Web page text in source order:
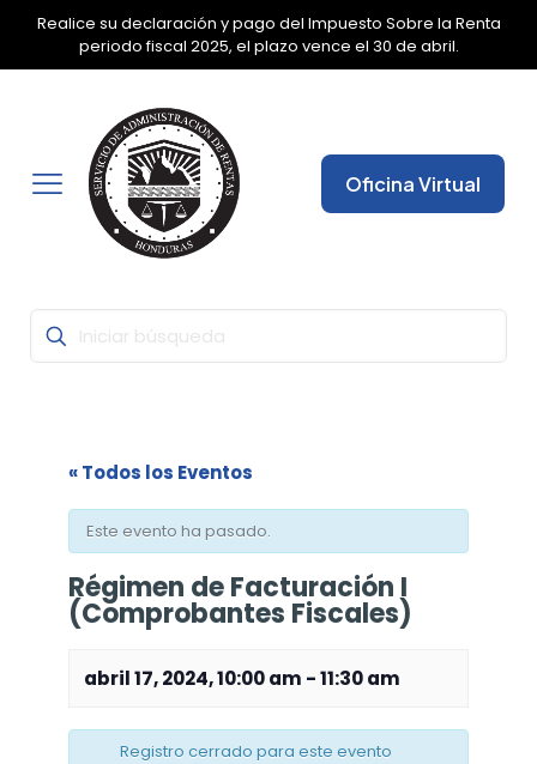
Realice su declaración y pago del Impuesto Sobre la Renta
periodo fiscal 2025, el plazo vence el 30 de abril.
✕
Oficina Virtual
« Todos los Eventos
Este evento ha pasado.
Régimen de Facturación I
(Comprobantes Fiscales)
abril 17, 2024, 10:00 am -11:30 am
Registro cerrado para este evento